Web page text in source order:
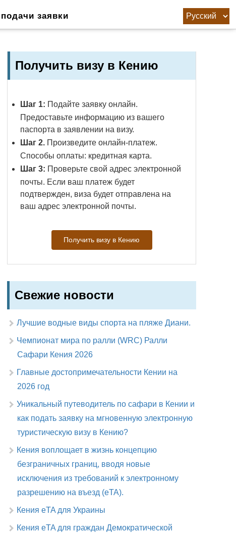
заявки
Получить визу в Кению
Шаг 1: Подайте заявку онлайн.
Предоставьте информацию из вашего
паспорта в заявлении на визу.
Шаг 2.Произведите онлайн-платеж.
Способы оплаты: кредитная карта.
Шаг 3: Проверьте свой адрес электронной
почты. Если ваш платеж будет
подтвержден, виза будет отправлена ​​на
ваш адрес электронной почты.
Получить визу в Кению
Свежие новости
Лучшие водные виды спорта на пляже Диани.
Чемпионат мира по ралли (WRC) Ралли
Сафари Кения 2026
Главные достопримечательности Кении на
2026 год
Уникальный путеводитель по сафари в Кении и
как подать заявку на мгновенную электронную
туристическую визу в Кению?
Кения воплощает в жизнь концепцию
безграничных границ, вводя новые
исключения из требований к электронному
разрешению на въезд (eTA).
Кения eTA для Украины
Кения eTA для граждан Демократической